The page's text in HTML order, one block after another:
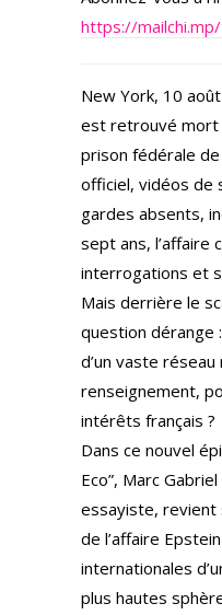
https://
New York, 10
est retrouvé mort
prison fédérale de
officiel, vidéos de
gardes absents,
sept ans, l’affaire
interrogations et
Mais derrière le
question dérange
d’un vaste
renseignement,
intérêts français ?
Dans ce nouvel
Eco”, Marc
essayiste, revient
de l’affaire
internationales
plus hautes